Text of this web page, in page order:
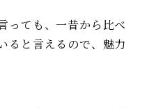
っても、一昔から比べ
ると言えるので、魅力